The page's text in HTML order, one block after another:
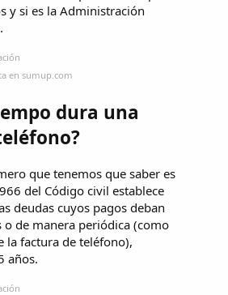
y si es la Administración
en sumup.com
dura una
que tenemos que saber es
del Código civil establece
deudas cuyos pagos deban
o de manera periódica (como
la factura de teléfono),
años.